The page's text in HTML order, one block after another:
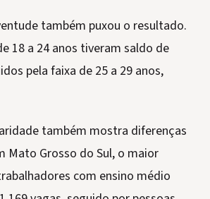
também puxou o resultado.
18 a 24 anos tiveram saldo de
pela faixa de 25 a 29 anos,
também mostra diferenças
Mato Grosso do Sul, o maior
com ensino médio